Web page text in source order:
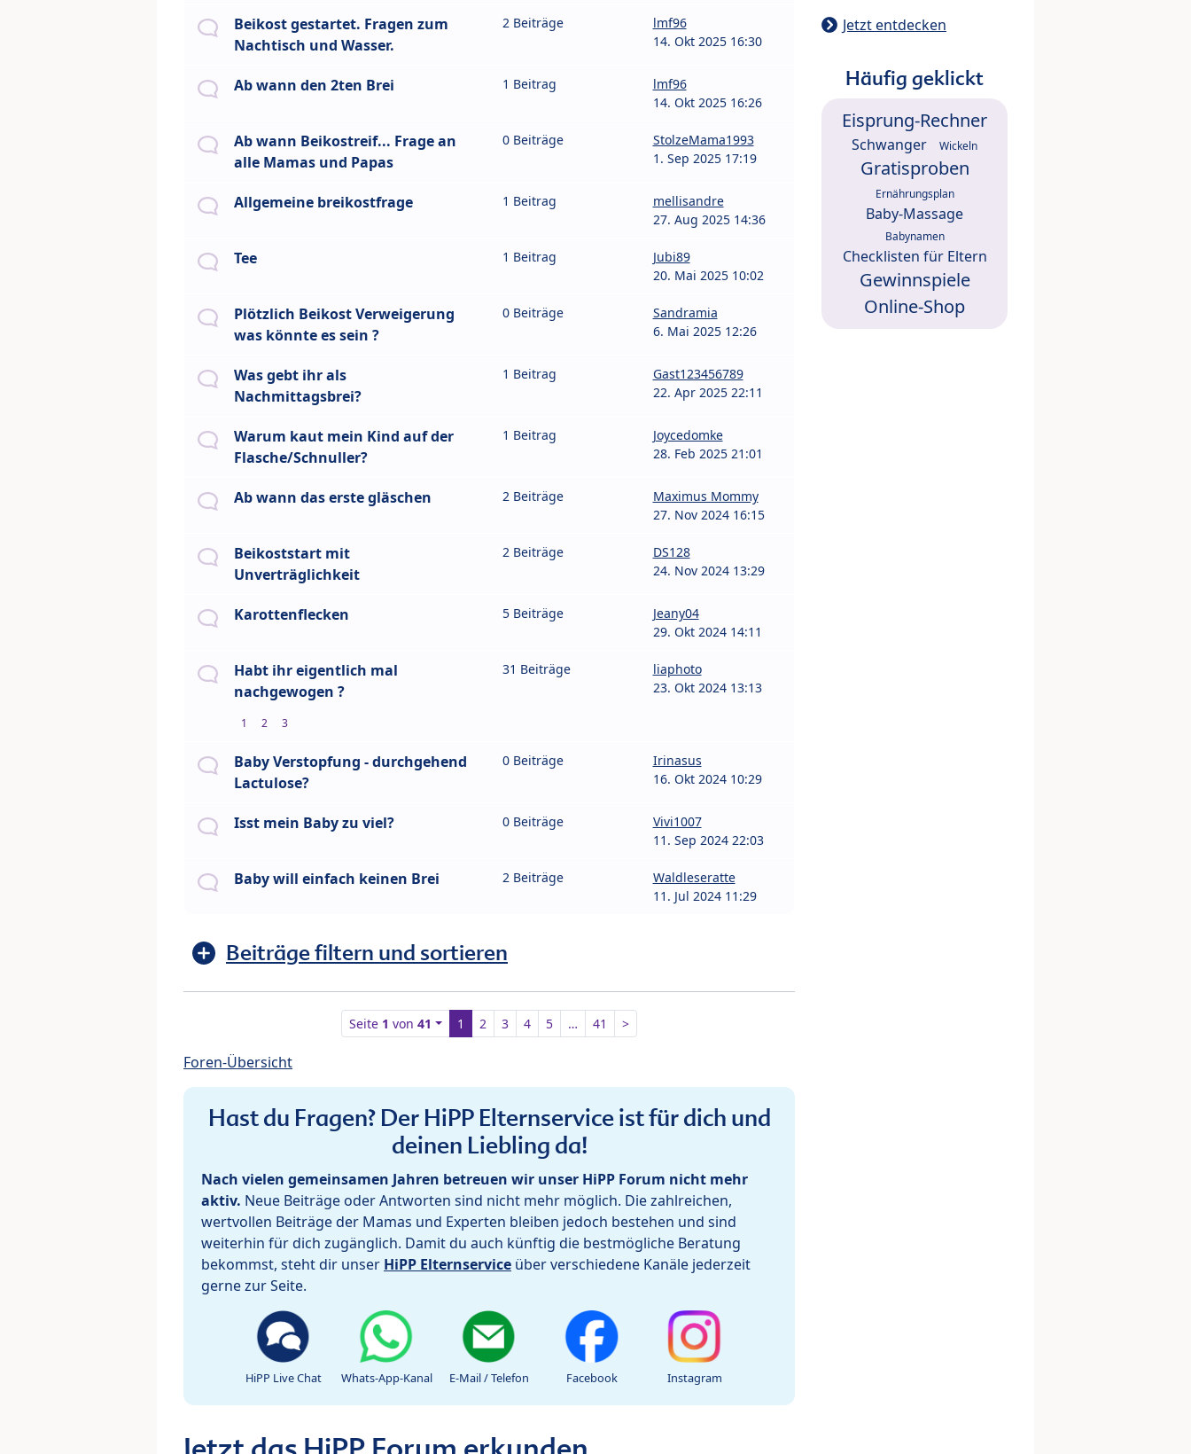
Beikost gestartet. Fragen zum
Nachtisch und Wasser.
2 Beiträge
lmf96
14. Okt 2025 16:30
Ab wann den 2ten Brei 1 Beitrag
lmf96
14. Okt 2025 16:26
Ab wann Beikostreif... Frage an
alle Mamas und Papas
0 Beiträge
StolzeMama1993
1. Sep 2025 17:19
Allgemeine breikostfrage 1 Beitrag
mellisandre
27. Aug 2025 14:36
Tee 1 Beitrag
Jubi89
20. Mai 2025 10:02
Plötzlich Beikost Verweigerung
was könnte es sein ?
0 Beiträge
Sandramia
6. Mai 2025 12:26
Was gebt ihr als
Nachmittagsbrei?
1 Beitrag
Gast123456789
22. Apr 2025 22:11
Warum kaut mein Kind auf der
Flasche/Schnuller?
1 Beitrag
Joycedomke
28. Feb 2025 21:01
Ab wann das erste gläschen 2 Beiträge
Maximus Mommy
27. Nov 2024 16:15
Beikoststart mit
Unverträglichkeit
2 Beiträge
DS128
24. Nov 2024 13:29
Karottenflecken 5 Beiträge
Jeany04
29. Okt 2024 14:11
Habt ihr eigentlich mal
nachgewogen ?
1 2 3
31 Beiträge
liaphoto
23. Okt 2024 13:13
Baby Verstopfung - durchgehend
Lactulose?
0 Beiträge
Irinasus
16. Okt 2024 10:29
Isst mein Baby zu viel? 0 Beiträge
Vivi1007
11. Sep 2024 22:03
Baby will einfach keinen Brei 2 Beiträge
Waldleseratte
11. Jul 2024 11:29
Beiträge filtern und sortieren
Seite 1 von41 1 2 3 4 5 … 41 >
Foren-Übersicht
Hast du Fragen? Der HiPP Elternservice ist für dich und
deinen Liebling da!
Nach vielen gemeinsamen Jahren betreuen wir unser HiPP Forum nicht mehr
aktiv. Neue Beiträge oder Antworten sind nicht mehr möglich. Die zahlreichen,
wertvollen Beiträge der Mamas und Experten bleiben jedoch bestehen und sind
weiterhin für dich zugänglich. Damit du auch künftig die bestmögliche Beratung
bekommst, steht dir unser HiPP Elternservice über verschiedene Kanäle jederzeit
gerne zur Seite.
HiPP Live Chat Whats-App-Kanal E-Mail / Telefon Facebook Instagram
Jetzt entdecken
Häufig geklickt
Eisprung-Rechner
Schwanger Wickeln
Gratisproben
Ernährungsplan
Baby-Massage
Babynamen
Checklisten für Eltern
Gewinnspiele
Online-Shop